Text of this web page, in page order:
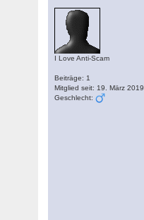
I Love Anti-Scam
Beiträge: 1
Mitglied seit: 19. März 2019
Geschlecht: